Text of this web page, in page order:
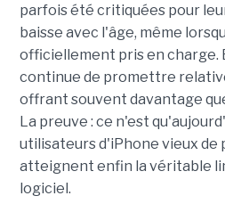
parfois été critiquées pour
baisse avec l'âge, même
officiellement pris en charge.
continue de promettre
offrant souvent davantage
La preuve : ce n'est
utilisateurs d'iPhone vieux de
atteignent enfin la véritable
logiciel.